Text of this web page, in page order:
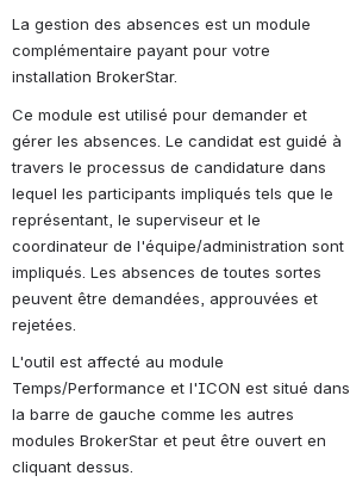
La gestion des absences est un module
complémentaire payant pour votre
installation BrokerStar.
Ce module est utilisé pour demander et
gérer les absences. Le candidat est guidé à
travers le processus de candidature dans
lequel les participants impliqués tels que le
représentant, le superviseur et le
coordinateur de l'équipe/administration sont
impliqués. Les absences de toutes sortes
peuvent être demandées, approuvées et
rejetées.
L'outil est affecté au module
Temps/Performance et l'ICON est situé dans
la barre de gauche comme les autres
modules BrokerStar et peut être ouvert en
cliquant dessus.